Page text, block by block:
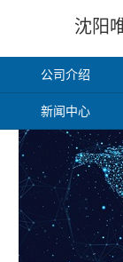
沈阳
公司介绍
新闻中心